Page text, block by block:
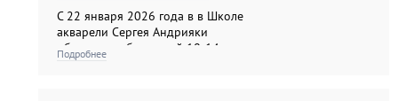
С 22 января 2026 года в в Школе
акварели Сергея Андрияки
объявлен набор детей 10-14 лет в
подготовительные экспресс-
Подробнее